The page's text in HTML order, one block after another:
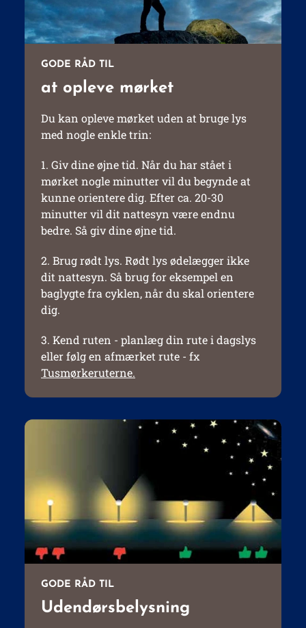
GODE RÅD TIL
at opleve mørket
Du kan opleve mørket uden at bruge lys
med nogle enkle trin:
1. Giv dine øjne tid. Når du har stået i
mørket nogle minutter vil du begynde at
kunne orientere dig. Efter ca. 20-30
minutter vil dit nattesyn være endnu
bedre. Så giv dine øjne tid.
2. Brug rødt lys. Rødt lys ødelægger ikke
dit nattesyn. Så brug for eksempel en
baglygte fra cyklen, når du skal orientere
dig.
3. Kend ruten - planlæg din rute i dagslys
eller følg en afmærket rute - fx
Tusmørkeruterne.
GODE RÅD TIL
Udendørsbelysning